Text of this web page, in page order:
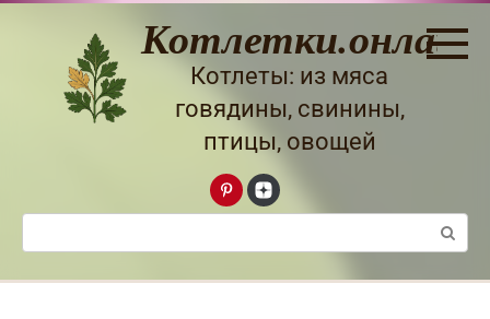
Перейти
Котлетки.онлайн
Котлеты: из мяса
говядины, свинины,
птицы, овощей
Поиск: